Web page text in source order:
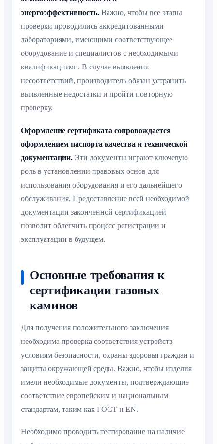
энергоэффективность. Важно, чтобы все этапы
проверки проводились аккредитованными
лабораториями, имеющими соответствующее
оборудование и специалистов с необходимыми
квалификациями. В случае выявления
несоответствий, производитель обязан устранить
выявленные недостатки и пройти повторную
проверку.
Оформление сертификата сопровождается
оформлением паспорта качества и технической
документации. Эти документы играют ключевую
роль в установлении правовых основ для
использования оборудования и его дальнейшего
обслуживания. Предоставление всей необходимой
документации законченной сертификацией
позволит облегчить процесс регистрации и
эксплуатации в будущем.
Основные требования к
сертификации газовых
каминов
Для получения положительного заключения
необходима проверка соответствия устройств
условиям безопасности, охраны здоровья граждан и
защиты окружающей среды. Важно, чтобы изделия
имели необходимые документы, подтверждающие
соответствие европейским и национальным
стандартам, таким как ГОСТ и EN.
Необходимо проводить тестирование на наличие